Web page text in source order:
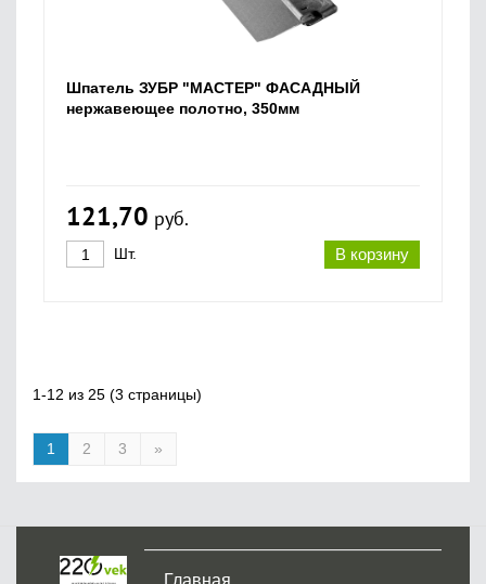
Шпатель ЗУБР "МАСТЕР" ФАСАДНЫЙ
нержавеющее полотно, 350мм
121,70 руб.
В корзину
Шт.
1-12 из 25 (3 страницы)
1 2 3 »
Главная